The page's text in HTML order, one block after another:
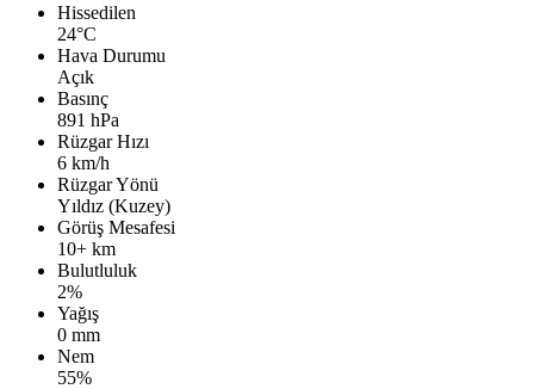
Hissedilen
24°C
Hava Durumu
Açık
Basınç
891 hPa
Rüzgar Hızı
6 km/h
Rüzgar Yönü
Yıldız (Kuzey)
Görüş Mesafesi
10+ km
Bulutluluk
2%
Yağış
0 mm
Nem
55%